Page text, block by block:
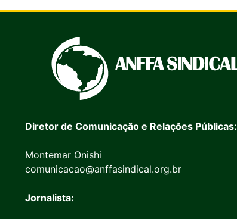
Diretor de Comunicação e Relações Públicas:
Montemar Onishi
comunicacao@anffasindical.org.br
Jornalista: